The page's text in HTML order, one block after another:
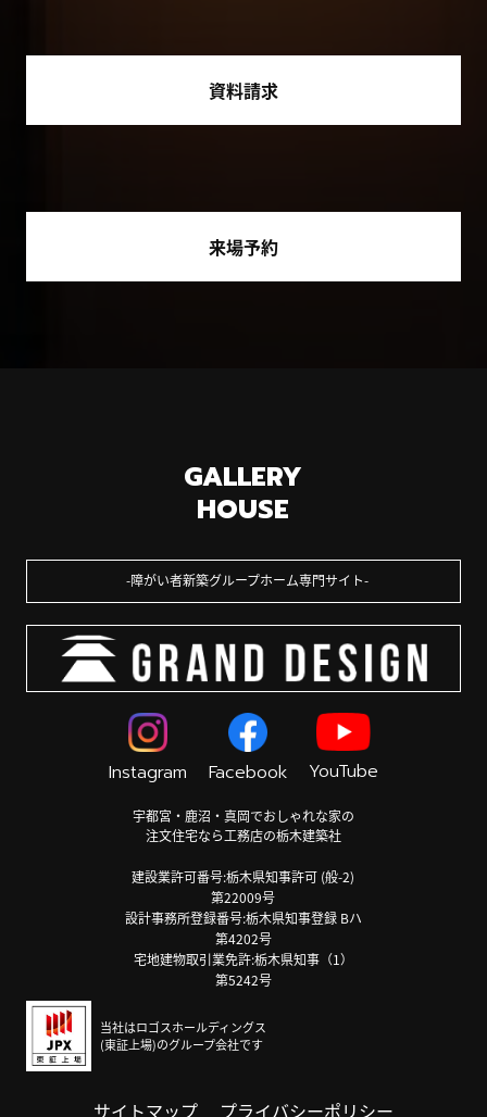
資料請求
来場予約
GALLERY
HOUSE
障がい者新築グループホーム専門サイト
Instagram Facebook YouTube
宇都宮・鹿沼・真岡でおしゃれな家の
注文住宅なら工務店の栃木建築社
建設業許可番号:栃木県知事許可 (般-2)
第22009号
設計事務所登録番号:栃木県知事登録 Bハ
第4202号
宅地建物取引業免許:栃木県知事（1）
第5242号
当社はロゴスホールディングス
(東証上場)のグループ会社です
サイトマップ プライバシーポリシー